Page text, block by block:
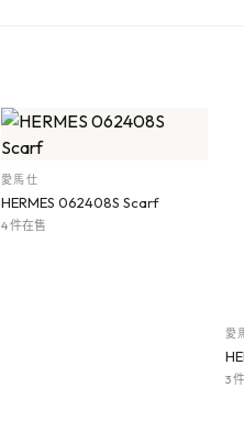
愛馬仕
HERMES 062408S Scarf
4 件在售
愛
3